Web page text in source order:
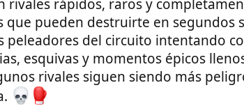
rivales rápidos, raros y
que pueden destruirte en segundos
peleadores del circuito intentando
esquivas y momentos épicos
rivales siguen siendo más